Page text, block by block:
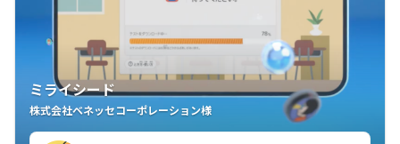
ミライシード
株式会社ベネッセコーポレーション様